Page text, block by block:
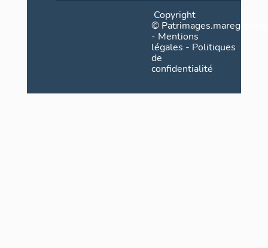
Copyright
©
- Mentions
légales - Politiques
de
confidentialité